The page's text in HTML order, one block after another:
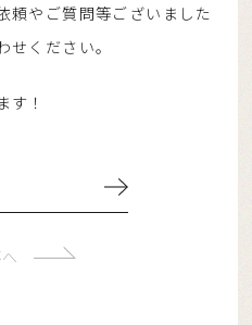
ション
却・購入
頼やご質問等ございました
ください。
す！